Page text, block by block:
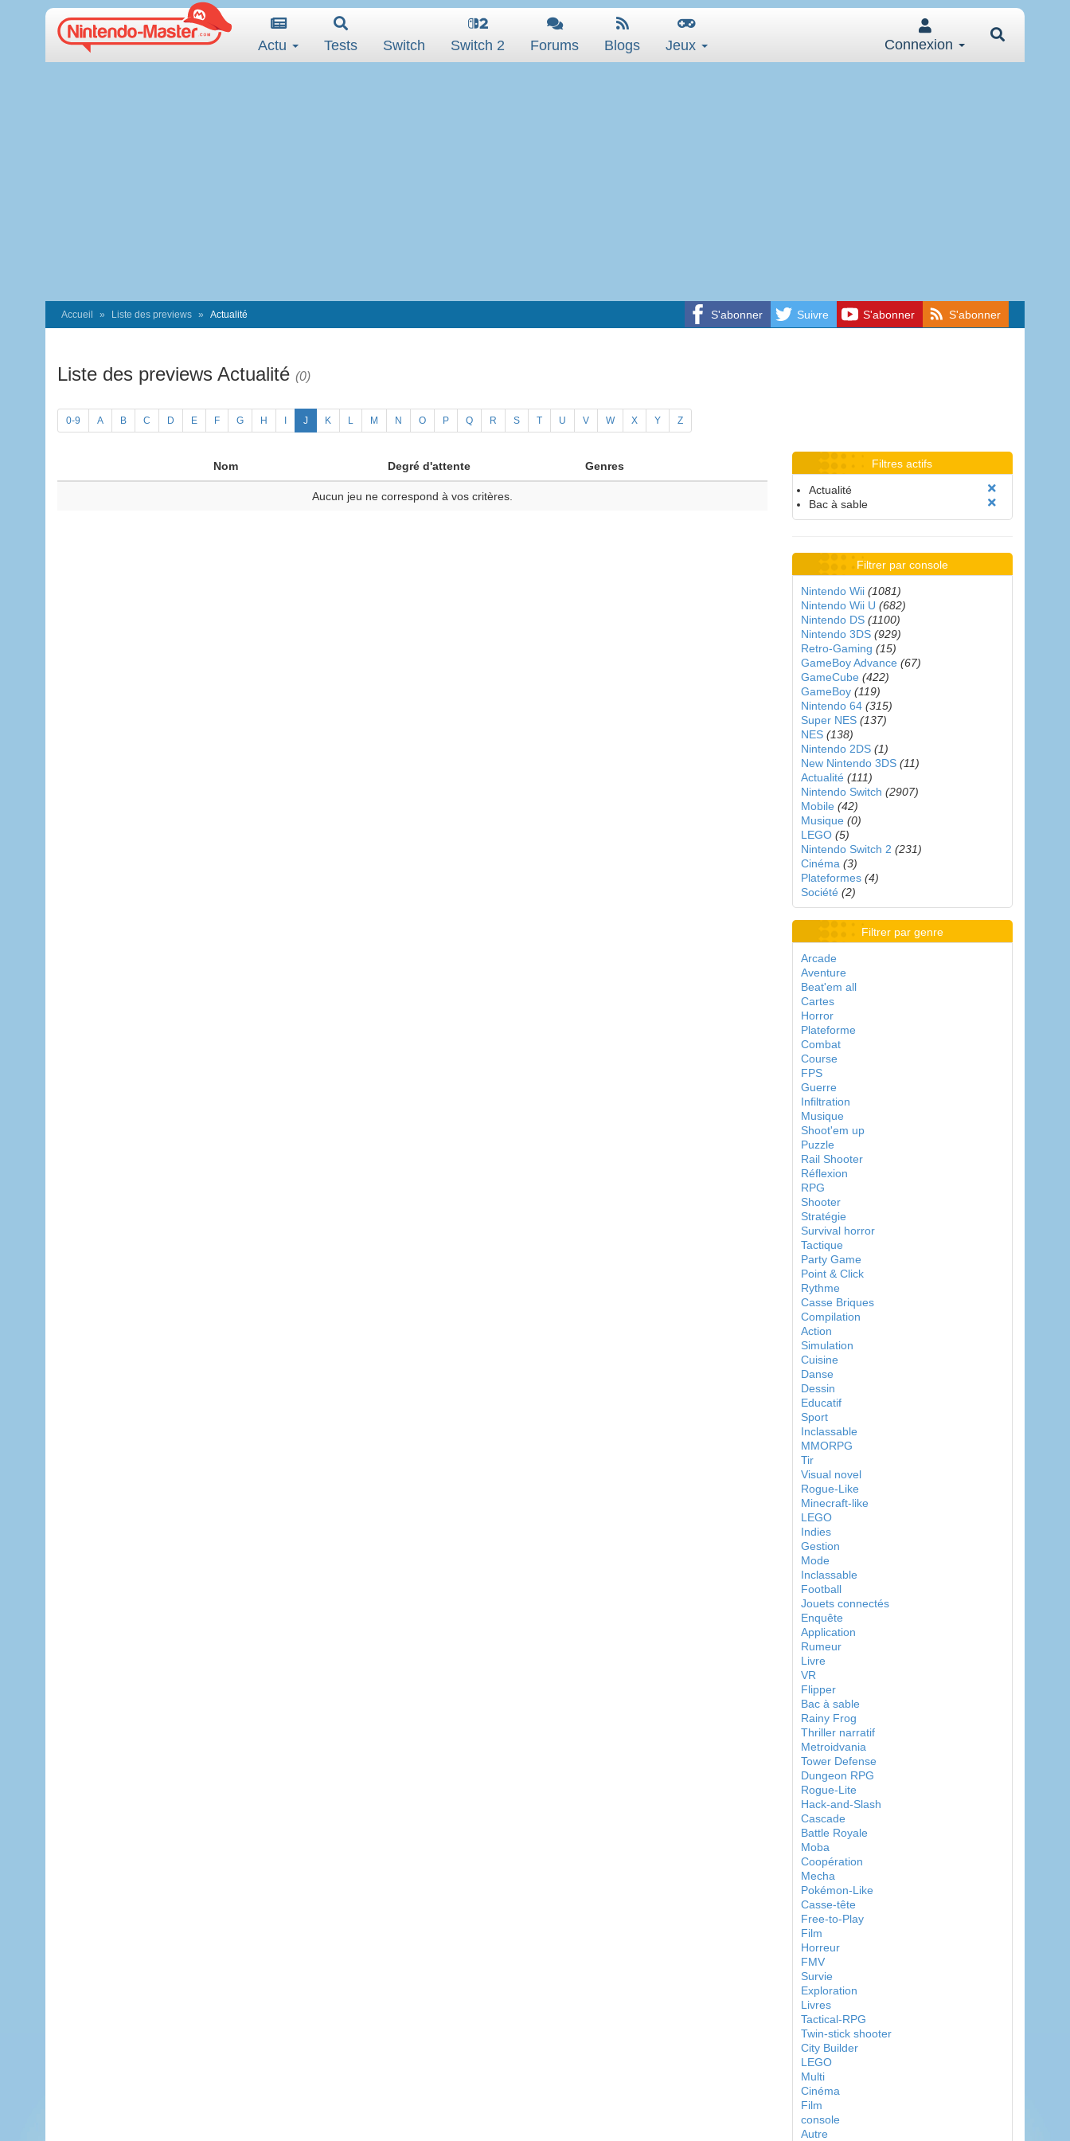
Actu Tests Switch Switch 2 Forums Blogs Jeux Connexion
S'abonner Suivre S'abonner S'abonner
Accueil Liste des previews Actualité
Liste des previews Actualité (0)
0-9 A B C D E F G H J K L M N O P Q R S T U V W X Y Z
Nom Degré d'attente Genres
Aucun jeu ne correspond à vos critères.
Filtres actifs
Actualité
Bac à sable
Filtrer par console
Nintendo Wii (1081)
Nintendo Wii U (682)
Nintendo DS (1100)
Nintendo 3DS (929)
Retro-Gaming (15)
GameBoy Advance (67)
GameCube (422)
GameBoy (119)
Nintendo 64 (315)
Super NES (137)
NES (138)
Nintendo 2DS (1)
New Nintendo 3DS (11)
Actualité (111)
Nintendo Switch (2907)
Mobile (42)
Musique (0)
LEGO (5)
Nintendo Switch 2 (231)
Cinéma (3)
Plateformes (4)
Société (2)
Filtrer par genre
Arcade
Aventure
Beat'em all
Cartes
Horror
Plateforme
Combat
Course
FPS
Guerre
Infiltration
Musique
Shoot'em up
Puzzle
Rail Shooter
Réflexion
RPG
Shooter
Stratégie
Survival horror
Tactique
Party Game
Point & Click
Rythme
Casse Briques
Compilation
Action
Simulation
Cuisine
Danse
Dessin
Educatif
Sport
Inclassable
MMORPG
Tir
Visual novel
Rogue-Like
Minecraft-like
LEGO
Indies
Gestion
Mode
Inclassable
Football
Jouets connectés
Enquête
Application
Rumeur
Livre
VR
Flipper
Bac à sable
Rainy Frog
Thriller narratif
Metroidvania
Tower Defense
Dungeon RPG
Rogue-Lite
Hack-and-Slash
Cascade
Battle Royale
Moba
Coopération
Mecha
Pokémon-Like
Casse-tête
Free-to-Play
Film
Horreur
FMV
Survie
Exploration
Livres
Tactical-RPG
Twin-stick shooter
City Builder
LEGO
Multi
Cinéma
Film
console
Autre